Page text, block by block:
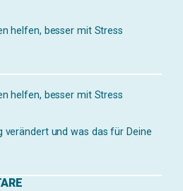
helfen, besser mit Stress
helfen, besser mit Stress
verändert und was das für Deine